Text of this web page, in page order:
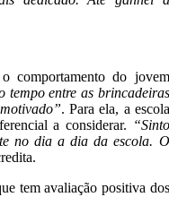
comportamento do jovem
tempo entre as brincadeiras
. Para ela, a escola
a considerar. “Sinto
no dia a dia da escola. O
tem avaliação positiva dos